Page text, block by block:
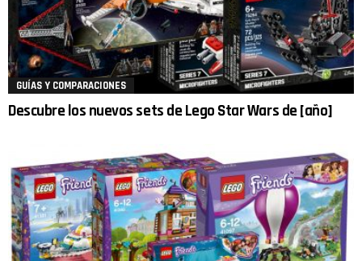
GUÍAS Y COMPARACIONES
Descubre los nuevos sets de Lego Star Wars de [año]